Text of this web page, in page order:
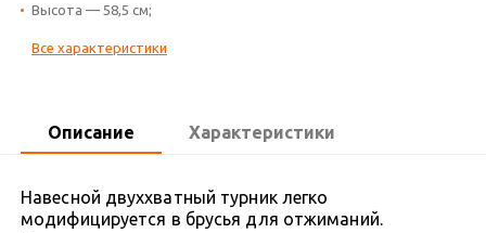
Высота — 58,5 см;
Все характеристики
Описание Характеристики
Навесной двуххватный турник легко
модифицируется в брусья для отжиманий.